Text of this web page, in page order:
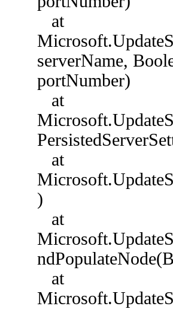
at
serverName,
portNumber)
at
at
)
at
at